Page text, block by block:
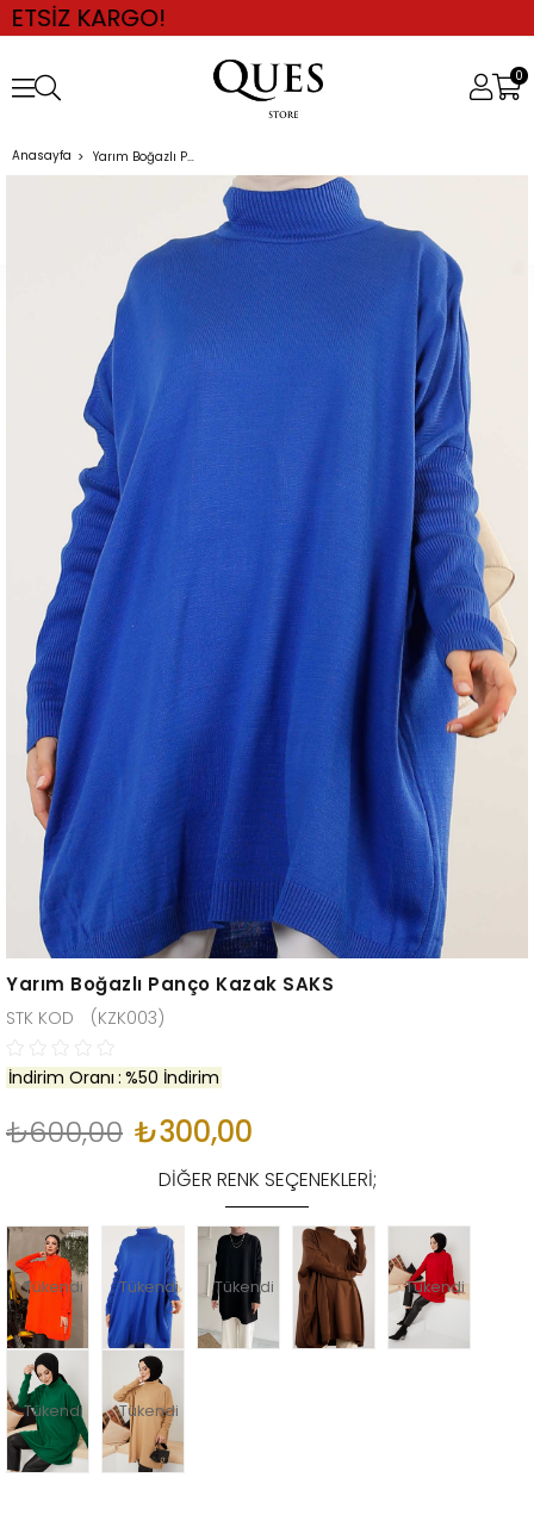
0
Anasayfa Yarım Boğazlı Panço Kazak SAKS
Yarım Boğazlı Panço Kazak SAKS
(KZK003)
İndirim Oranı : %50 İndirim
₺600,00 ₺300,00
DIĞER RENK SEÇENEKLERI;
Tükendi Tükendi Tükendi Tükendi
Tükendi Tükendi